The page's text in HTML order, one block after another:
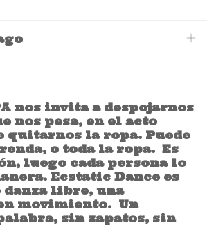
nos invita a despojarnos
nos pesa, en el acto
quitarnos la ropa. Puede
o toda la ropa. Es
luego cada persona lo
Ecstatic Dance es
danza libre, una
movimiento. Un
sin zapatos, sin